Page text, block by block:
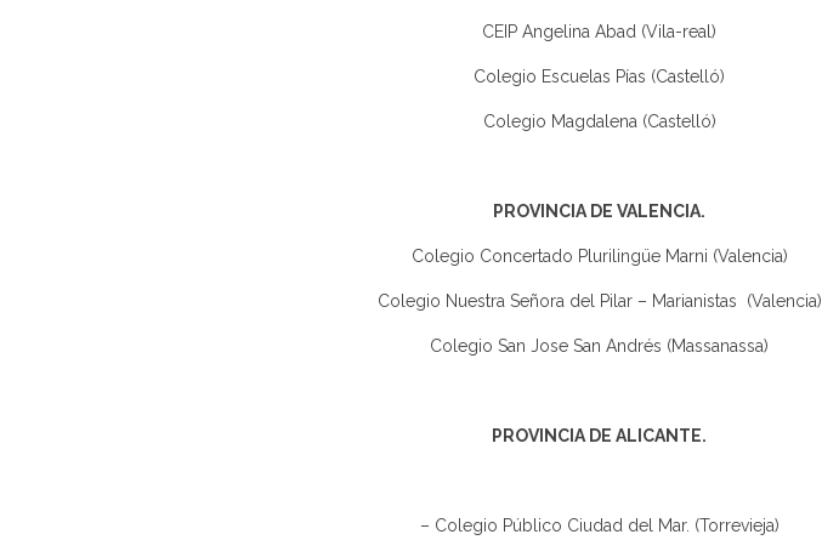
CEIP Angelina Abad (Vila-real)
Colegio Escuelas Pías (Castelló)
Colegio Magdalena (Castelló)
PROVINCIA DE VALENCIA.
Colegio Concertado Plurilingüe Marni (Valencia)
Colegio Nuestra Señora del Pilar – Marianistas (Valencia)
Colegio San Jose San Andrés (Massanassa)
PROVINCIA DE ALICANTE.
– Colegio Público Ciudad del Mar. (Torrevieja)